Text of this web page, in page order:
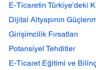
E-Ticaretin Türkiye'deki
Dijital Altyapının
Girişimcilik Fırsatları
Potansiyel Tehditler
E-Ticaret Eğitimi ve